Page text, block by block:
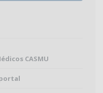
CASMU